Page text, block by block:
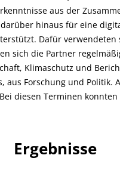
aus der
hinaus für eine
Dafür verwendeten
sich die Partner
Klimaschutz und
aus Forschung und Politik.
diesen Terminen
Ergebnisse